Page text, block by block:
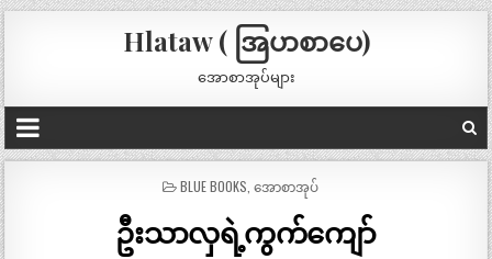
Hlataw ( အြပာစာပေ)
အောစာအုပ်များ
POSTED
BLUE BOOKS အောစာအုပ်
ဦးသာလှရဲ့ကွက်ကျော်